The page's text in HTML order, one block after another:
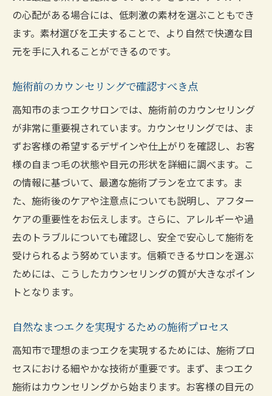
の心配がある場合には、低刺激の素材を選ぶこともでき
ます。素材選びを工夫することで、より自然で快適な目
元を手に入れることができるのです。
施術前のカウンセリングで確認すべき点
高知市のまつエクサロンでは、施術前のカウンセリング
が非常に重要視されています。カウンセリングでは、ま
ずお客様の希望するデザインや仕上がりを確認し、お客
様の自まつ毛の状態や目元の形状を詳細に調べます。こ
の情報に基づいて、最適な施術プランを立てます。ま
た、施術後のケアや注意点についても説明し、アフター
ケアの重要性をお伝えします。さらに、アレルギーや過
去のトラブルについても確認し、安全で安心して施術を
受けられるよう努めています。信頼できるサロンを選ぶ
ためには、こうしたカウンセリングの質が大きなポイン
トとなります。
自然なまつエクを実現するための施術プロセス
高知市で理想のまつエクを実現するためには、施術プロ
セスにおける細やかな技術が重要です。まず、まつエク
施術はカウンセリングから始まります。お客様の目元の